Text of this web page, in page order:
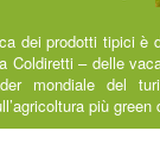
dei prodotti tipici è
Coldiretti – delle
mondiale del
più green